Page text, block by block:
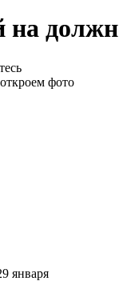
на
фото
января